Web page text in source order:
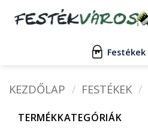
Festékek
KEZDŐLAP / FESTÉKEK /
TERMÉKKATEGÓRIÁK